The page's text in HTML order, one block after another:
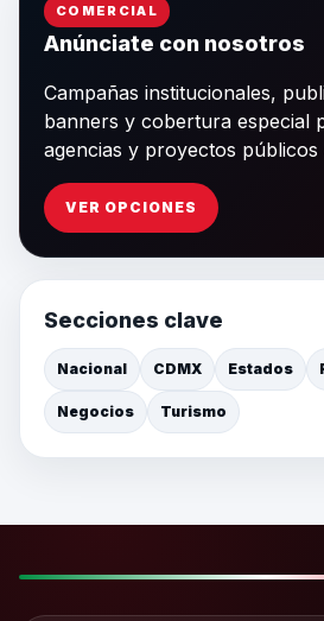
COMERCIAL
Anúnciate con nosotros
Campañas institucionales,
banners y cobertura especial
agencias y proyectos públicos
VER OPCIONES
Secciones clave
Nacional CDMX Estados
Negocios Turismo